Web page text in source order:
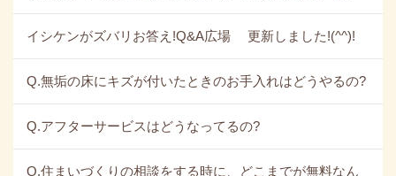
イシケンがズバリお答え!Q&A広場 更新しました!(^^)!
Q.無垢の床にキズが付いたときのお手入れはどうやるの?
Q.アフターサービスはどうなってるの?
Q.住まいづくりの相談をする時に、どこまでが無料なん